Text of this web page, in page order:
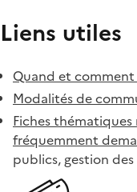
Liens utiles
Quand et comment
Modalités de
Fiches
fréquemment
publics, gestion